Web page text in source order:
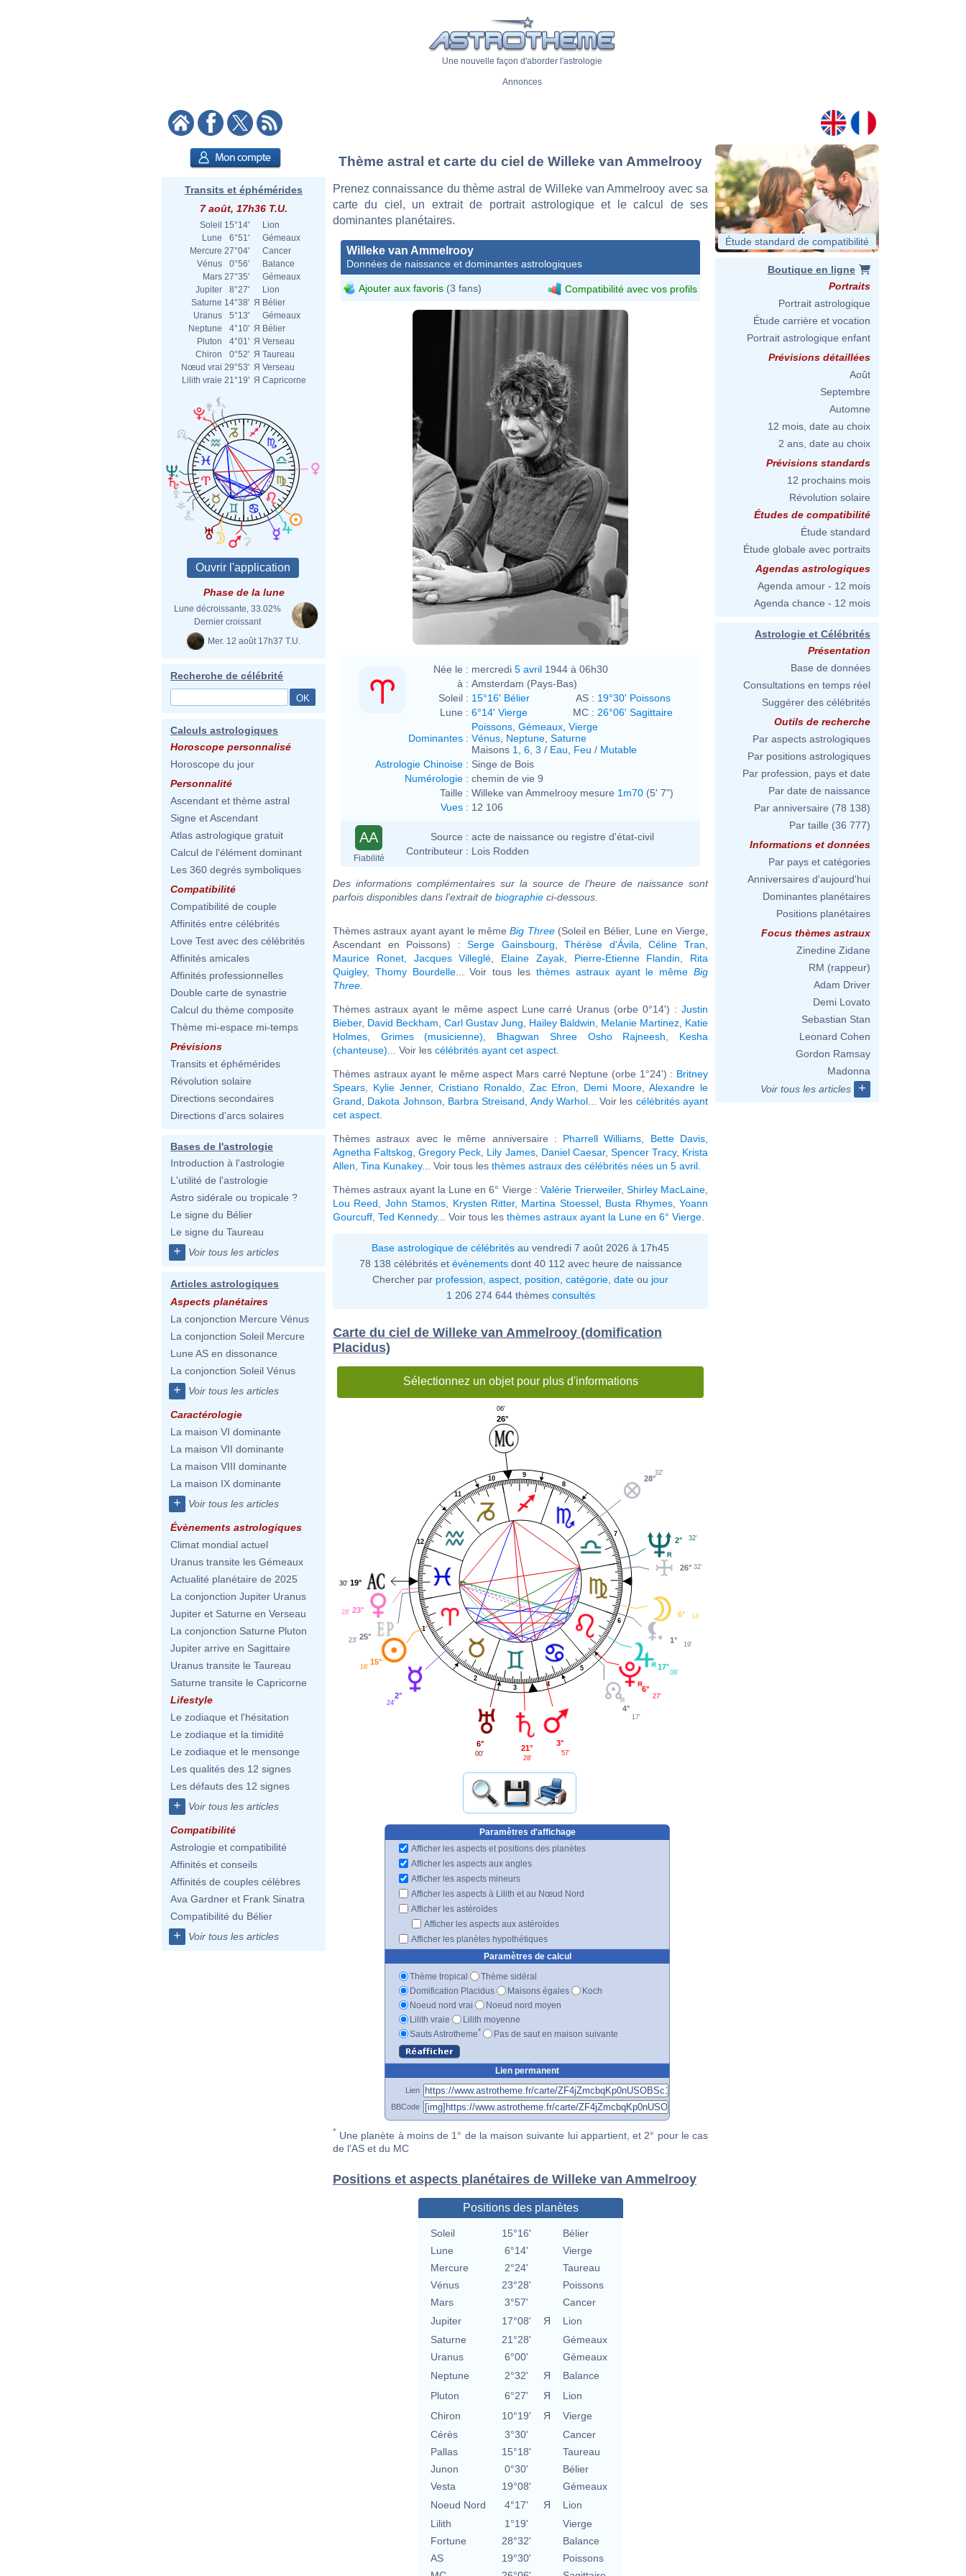
Une nouvelle façon d'aborder l'astrologie
Annonces
Transits et éphémérides
7 août, 17h36 T.U.
Soleil 15°14'
Lion
Lune
6°51'
Gémeaux
Mercure 27°04'
Cancer
Vénus
0°56'
Balance
Mars 27°35'
Gémeaux
Jupiter
8°27'
Lion
Saturne 14°38' Я Bélier
Uranus
5°13'
Gémeaux
Neptune
4°10' Я Bélier
Pluton
4°01' Я Verseau
Chiron
0°52' Я Taureau
Nœud vrai 29°53' Я Verseau
Lilith vraie 21°19' Я Capricorne
Phase de la lune
Lune décroissante, 33.02%
Dernier croissant
Mer. 12 août 17h37 T.U.
Recherche de célébrité
Calculs astrologiques
Horoscope personnalisé
Horoscope du jour
Personnalité
Ascendant et thème astral
Signe et Ascendant
Atlas astrologique gratuit
Calcul de l'élément dominant
Les 360 degrés symboliques
Compatibilité
Compatibilité de couple
Affinités entre célébrités
Love Test avec des célébrités
Affinités amicales
Affinités professionnelles
Double carte de synastrie
Calcul du thème composite
Thème mi-espace mi-temps
Prévisions
Transits et éphémérides
Révolution solaire
Directions secondaires
Directions d'arcs solaires
Bases de l'astrologie
Introduction à l'astrologie
L'utilité de l'astrologie
Astro sidérale ou tropicale ?
Le signe du Bélier
Le signe du Taureau
+ Voir tous les articles
Articles astrologiques
Aspects planétaires
La conjonction Mercure Vénus
La conjonction Soleil Mercure
Lune AS en dissonance
La conjonction Soleil Vénus
+ Voir tous les articles
Caractérologie
La maison VI dominante
La maison VII dominante
La maison VIII dominante
La maison IX dominante
+ Voir tous les articles
Évènements astrologiques
Climat mondial actuel
Uranus transite les Gémeaux
Actualité planétaire de 2025
La conjonction Jupiter Uranus
Jupiter et Saturne en Verseau
La conjonction Saturne Pluton
Jupiter arrive en Sagittaire
Uranus transite le Taureau
Saturne transite le Capricorne
Lifestyle
Le zodiaque et l'hésitation
Le zodiaque et la timidité
Le zodiaque et le mensonge
Les qualités des 12 signes
Les défauts des 12 signes
+ Voir tous les articles
Compatibilité
Astrologie et compatibilité
Affinités et conseils
Affinités de couples célèbres
Ava Gardner et Frank Sinatra
Compatibilité du Bélier
+ Voir tous les articles
Thème astral et carte du ciel de Willeke van Ammelrooy
Prenez connaissance du thème astral de Willeke van Ammelrooy avec sa
carte du ciel, un extrait de portrait astrologique et le calcul de ses
dominantes planétaires.
Willeke van Ammelrooy
Données de naissance et dominantes astrologiques
Ajouter aux favoris (3 fans) Compatibilité avec vos profils
Née le : mercredi 5 avril 1944 à 06h30
à : Amsterdam (Pays-Bas)
Soleil : 15°16' Bélier AS : 19°30' Poissons
Lune : 6°14' Vierge MC : 26°06' Sagittaire
Dominantes :
Poissons Gémeaux Vierge
Vénus Neptune Saturne
Maisons 1 6 3 / Eau Feu / Mutable
Astrologie Chinoise : Singe de Bois
Numérologie : chemin de vie 9
Taille : Willeke van Ammelrooy mesure 1m70 (5' 7")
Vues : 12 106
AA
Fiabilité
Source : acte de naissance ou registre d'état-civil
Contributeur : Lois Rodden
Des informations complémentaires sur la source de l'heure de naissance sont
parfois disponibles dans l'extrait de biographie ci-dessous.
Thèmes astraux ayant ayant le mêmeBig Three(Soleil en Bélier, Lune en Vierge,
Ascendant en Poissons) :Serge Gainsbourg ,Thérèse d'Ávila ,Céline Tran
Maurice Ronet, Jacques Villeglé Elaine Zayak, Pierre-Etienne Flandin
Rita
Quigley, Thomy Bourdelle... Voir tous les thèmes astraux ayant le mêmeBig
Three
Thèmes astraux ayant le même aspect Lune carré Uranus (orbe 0°14') : Justin
Bieber, David Beckham Carl Gustav Jung Hailey Baldwin Melanie Martinez Katie
Holmes
Grimes (musicienne) Bhagwan Shree Osho Rajneesh
Kesha
(chanteuse) ... Voir les célébrités ayant cet aspect
Thèmes astraux ayant le même aspect Mars carré Neptune (orbe 1°24') : Britney
Spears
Kylie Jenner, Cristiano Ronaldo, Zac Efron Demi Moore ,Alexandre le
Grand
Dakota Johnson Barbra Streisand Andy Warhol... Voir les célébrités ayant
cet aspect
Thèmes astraux avec le même anniversaire : Pharrell Williams Bette Davis
Agnetha Faltskog ,Gregory Peck Lily James, Daniel Caesar, Spencer Tracy, Krista
Allen Tina Kunakey... Voir tous les thèmes astraux des célébrités nées un 5 avril
Thèmes astraux ayant la Lune en 6° Vierge : Valérie Trierweiler, Shirley MacLaine
Lou Reed
John Stamos Krysten Ritter, Martina Stoessel, Busta Rhymes,Yoann
Gourcuff Ted Kennedy... Voir tous les thèmes astraux ayant la Lune en 6° Vierge
Base astrologique de célébrités au vendredi 7 août 2026 à 17h45
78 138 célébrités et évènementsdont 40 112 avec heure de naissance
Chercher par profession aspect position catégorie date ou jour
1 206 274 644 thèmes consultés
Carte du ciel de Willeke van Ammelrooy (domification
Placidus)
Sélectionnez un objet pour plus d'informations
1
2
3
4
5
6
7
8
9
10
11
12
26° 32'
2° 32'
28°
32'
26°
06'
19°
30'
23°
28'
25°
23'
15°
16'
2°
24'
6°
00'
21°
28'
3°
57'
4°
17'
6°
27'
17°
08'
1° 19'
6° 14'
Paramètres d'affichage
Afficher les aspects et positions des planètes
Afficher les aspects aux angles
Afficher les aspects mineurs
Afficher les aspects à Lilith et au Nœud Nord
Afficher les astéroïdes
Afficher les aspects aux astéroïdes
Afficher les planètes hypothétiques
Paramètres de calcul
Thème tropical
Thème sidéral
Domification Placidus
Maisons égales
Koch
Noeud nord vrai
Noeud nord moyen
Lilith vraie
Lilith moyenne
Sauts Astrotheme* Pas de saut en maison suivante
Lien permanent
Lien
BBCode
* Une planète à moins de 1° de la maison suivante lui appartient, et 2° pour le cas
de l'AS et du MC
Positions et aspects planétaires de Willeke van Ammelrooy
Positions des planètes
Soleil 15°16'
Bélier
Lune
6°14'
Vierge
Mercure
2°24'
Taureau
Vénus
23°28'
Poissons
Mars
3°57'
Cancer
Jupiter
17°08' Я
Lion
Saturne
21°28'
Gémeaux
Uranus
6°00'
Gémeaux
Neptune
2°32' Я
Balance
Pluton
6°27' Я
Lion
Chiron
10°19' Я
Vierge
Cérès
3°30'
Cancer
Pallas
15°18'
Taureau
Junon
0°30'
Bélier
Vesta
19°08'
Gémeaux
Noeud Nord
4°17' Я
Lion
Lilith
1°19'
Vierge
Fortune
28°32'
Balance
AS
19°30'
Poissons
Étude standard de compatibilité
Boutique en ligne
Portraits
Portrait astrologique
Étude carrière et vocation
Portrait astrologique enfant
Prévisions détaillées
Août
Septembre
Automne
12 mois, date au choix
2 ans, date au choix
Prévisions standards
12 prochains mois
Révolution solaire
Études de compatibilité
Étude standard
Étude globale avec portraits
Agendas astrologiques
Agenda amour - 12 mois
Agenda chance - 12 mois
Astrologie et Célébrités
Présentation
Base de données
Consultations en temps réel
Suggérer des célébrités
Outils de recherche
Par aspects astrologiques
Par positions astrologiques
Par profession, pays et date
Par date de naissance
Par anniversaire (78 138)
Par taille (36 777)
Informations et données
Par pays et catégories
Anniversaires d'aujourd'hui
Dominantes planétaires
Positions planétaires
Focus thèmes astraux
Zinedine Zidane
RM (rappeur)
Adam Driver
Demi Lovato
Sebastian Stan
Leonard Cohen
Gordon Ramsay
Madonna
Voir tous les articles
+